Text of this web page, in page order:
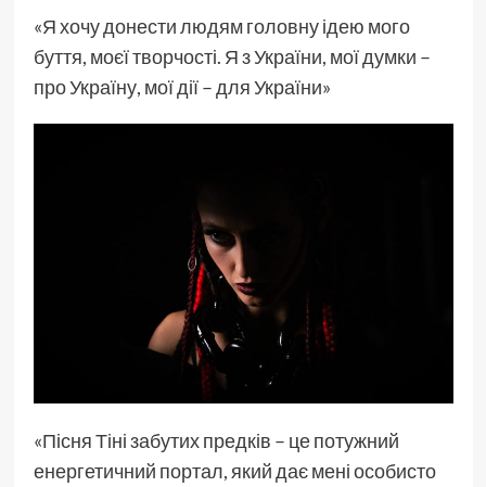
«Я хочу донести людям головну ідею мого
буття, моєї творчості. Я з України, мої думки –
про Україну, мої дії – для України»
«Пісня Тіні забутих предків – це потужний
енергетичний портал, який дає мені особисто